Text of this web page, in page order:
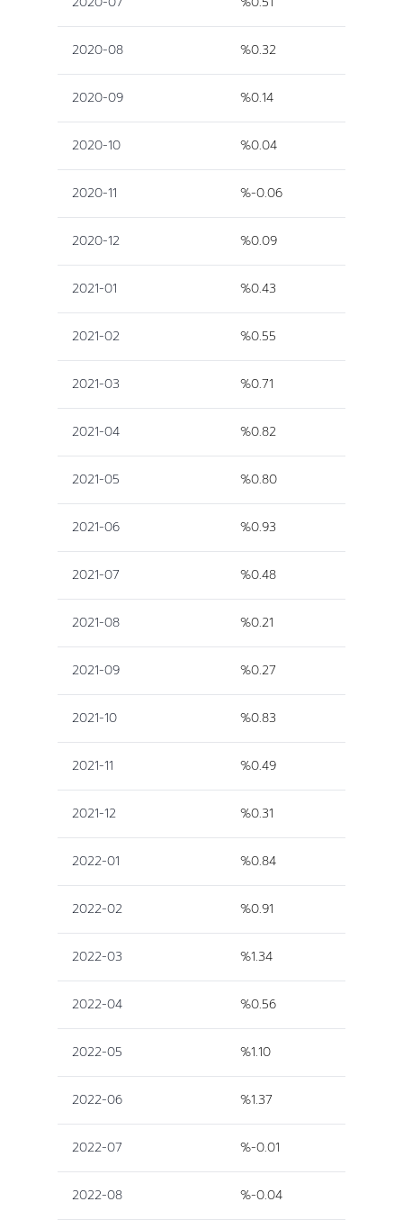
2020-08 %0.32
2020-09 %0.14
2020-10 %0.04
2020-11 %-0.06
2020-12 %0.09
2021-01 %0.43
2021-02 %0.55
2021-03 %0.71
2021-04 %0.82
2021-05 %0.80
2021-06 %0.93
2021-07 %0.48
2021-08 %0.21
2021-09 %0.27
2021-10 %0.83
2021-11 %0.49
2021-12 %0.31
2022-01 %0.84
2022-02 %0.91
2022-03 %1.34
2022-04 %0.56
2022-05 %1.10
2022-06 %1.37
2022-07 %-0.01
2022-08 %-0.04